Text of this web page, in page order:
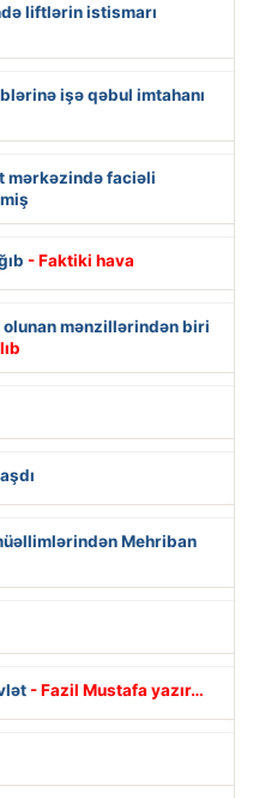
liftlərin istismarı
işə qəbul imtahanı
mərkəzində faciəli
- Faktiki hava
mənzillərindən biri
Mehriban
- Fazil Mustafa yazır…